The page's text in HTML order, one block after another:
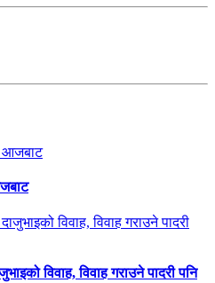
विवाह, विवाह गराउने पादरी पनि